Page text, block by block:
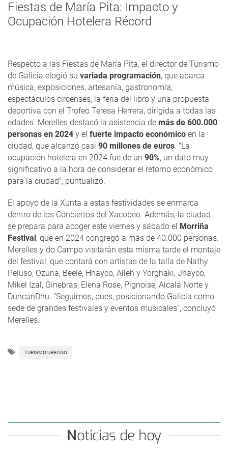
Fiestas de María Pita: Impacto y
Ocupación Hotelera Récord
Respecto a las Fiestas de María Pita, el director de Turismo
de Galicia elogió su variada programación, que abarca
música, exposiciones, artesanía, gastronomía,
espectáculos circenses, la feria del libro y una propuesta
deportiva con el Trofeo Teresa Herrera, dirigida a todas las
edades. Merelles destacó la asistencia de más de 600.000
personas en 2024 y el fuerte impacto económico en la
ciudad, que alcanzó casi 90 millones de euros. "La
ocupación hotelera en 2024 fue de un 90%, un dato muy
significativo a la hora de considerar el retorno económico
para la ciudad", puntualizó.
El apoyo de la Xunta a estas festividades se enmarca
dentro de los Conciertos del Xacobeo. Además, la ciudad
se prepara para acoger este viernes y sábado el Morriña
Festival, que en 2024 congregó a más de 40.000 personas.
Merelles y do Campo visitarán esta misma tarde el montaje
del festival, que contará con artistas de la talla de Nathy
Peluso, Ozuna, Beelé, Hhayco, Alleh y Yorghaki, Jhayco,
Mikel Izal, Ginebras, Elena Rose, Pignoise, Alcalá Norte y
DuncanDhu. "Seguimos, pues, posicionando Galicia como
sede de grandes festivales y eventos musicales", concluyó
Merelles.
TURISMO URBANO
Noticias de hoy